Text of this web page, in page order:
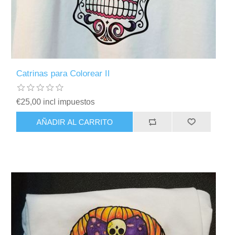
Catrinas para Colorear II
€25,00 incl impuestos
AÑADIR AL CARRITO